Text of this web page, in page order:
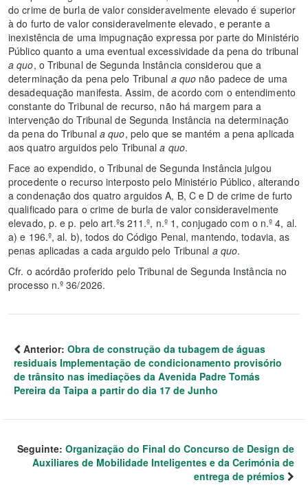
do crime de burla de valor consideravelmente elevado é superior
à do furto de valor consideravelmente elevado, e perante a
inexistência de uma impugnação expressa por parte do Ministério
Público quanto a uma eventual excessividade da pena do tribunal
a quo, o Tribunal de Segunda Instância considerou que a
determinação da pena pelo Tribunal a quo não padece de uma
desadequação manifesta. Assim, de acordo com o entendimento
constante do Tribunal de recurso, não há margem para a
intervenção do Tribunal de Segunda Instância na determinação
da pena do Tribunal a quo, pelo que se mantém a pena aplicada
aos quatro arguidos pelo Tribunala quo.
Face ao expendido, o Tribunal de Segunda Instância julgou
procedente o recurso interposto pelo Ministério Público, alterando
a condenação dos quatro arguidos A, B, C e D de crime de furto
qualificado para o crime de burla de valor consideravelmente
elevado, p. e p. pelo art.ºs 211.º, n.º 1, conjugado com o n.º 4, al.
a) e 196.º, al. b), todos do Código Penal, mantendo, todavia, as
penas aplicadas a cada arguido pelo Tribunal a quo.
Cfr. o acórdão proferido pelo Tribunal de Segunda Instância no
processo n.º 36/2026.
Anterior: Obra de construção da tubagem de águas
residuais Implementação de condicionamento provisório
de trânsito nas imediações da Avenida Padre Tomás
Pereira da Taipa a partir do dia 17 de Junho
Seguinte: Organização do Final do Concurso de Design de
Auxiliares de Mobilidade Inteligentes e da Cerimónia de
entrega de prémios